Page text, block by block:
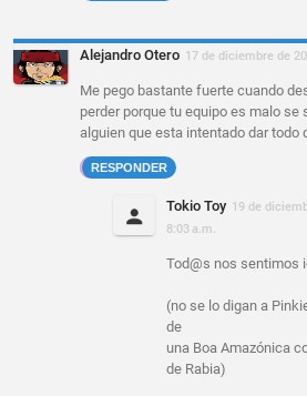
Alejandro Otero 17 de diciembre de
Me pego bastante fuerte cuando
perder porque tu equipo es malo se
alguien que esta intentado dar todo
RESPONDER
Tokio Toy 19 de
8:03 a.m.
Tod@s nos sentimos
(no se lo digan a
de
una Boa Amazónica
de Rabia)